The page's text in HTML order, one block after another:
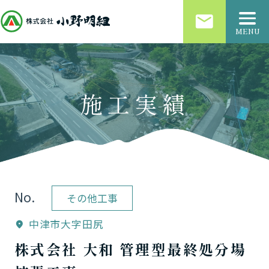
email MENU
施工実績
No. その他工事
location_on 中津市大字田尻
株式会社 大和 管理型最終処分場